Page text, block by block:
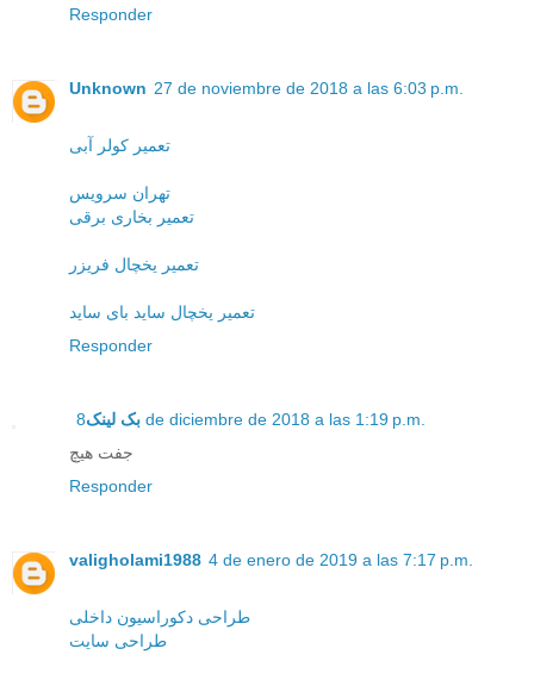
Responder
Unknown 27 de noviembre de 2018 a las 6:03 p.m.
تعمیر کولر آبی
تهران سرویس
تعمیر بخاری برقی
تعمیر یخچال فریزر
تعمیر یخچال ساید بای ساید
Responder
بک لینک 8 de diciembre de 2018 a las 1:19 p.m.
جفت هیچ
Responder
valigholami1988 4 de enero de 2019 a las 7:17 p.m.
طراحی دکوراسیون داخلی
طراحی سایت